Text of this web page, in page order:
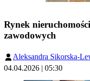
Rynek
zawodowych
Aleksandra Sikorska-
04.04.2026 | 05:30